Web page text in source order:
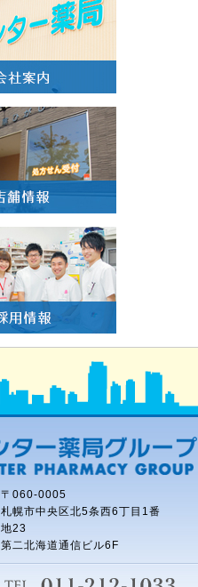
〒060-0005
札幌市中央区北5条西6丁目1番
地23
第二北海道通信ビル6F